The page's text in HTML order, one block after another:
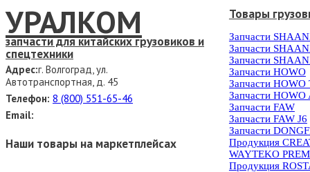
УРАЛКОМ
запчасти для китайских грузовиков и
спецтехники
Адрес:г. Волгоград, ул.
Автотранспортная, д. 45
Телефон: 8 (800) 551-65-46
Email:
Наши товары на маркетплейсах
Товары
Запчасти
Запчасти
Запчасти
Запчасти HOWO
Запчасти HOWO
Запчасти HOWO
Запчасти FAW
Запчасти FAW J6
Запчасти
Продукция
WAYTEKO
Продукция